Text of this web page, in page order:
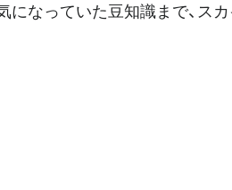
になっていた豆知識まで、ス